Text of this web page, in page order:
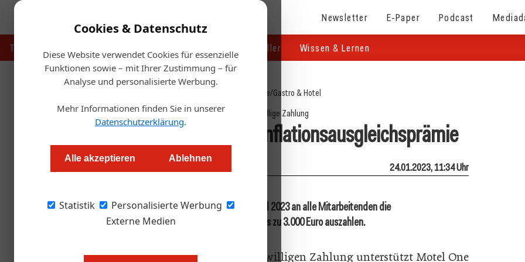
Cookies & Datenschutz
Diese Website verwendet Cookies für essenzielle
Funktionen sowie – mit Ihrer Zustimmung – für
Analyse und personalisierte Werbung.
Mehr Informationen finden Sie in unserer
Datenschutzerklärung.
Alle akzeptieren Ablehnen
Statistik
Personalisierte Werbung
Externe Medien
Newsletter E-Paper Podcast
Touristik Handel & Hersteller Wissen & Lernen
Startseite/Gastro & Hotel
Freiwillige Zahlung
Motel One zahlt volle Inflationsausgleichsprämie
Markus Höller 24.01.2023, 11:34 Uhr
Die Budget Design Hotelgruppe Motel One wird 2023 an alle Mitarbeitenden die
Inflationsausgleichsprämie in voller Höhe von bis zu 3.000 Euro auszahlen.
Mit der außerordentlichen und freiwilligen Zahlung unterstützt Motel One